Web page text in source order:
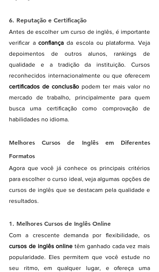
6. Reputação e Certificação
Antes de escolher um curso de inglês, é importante
verificar a confiança da escola ou plataforma. Veja
depoimentos de outros alunos, rankings de
qualidade e a tradição da instituição. Cursos
certificados de conclusão podem ter mais valor no
mercado de trabalho, principalmente para quem
busca uma certificação como comprovação de
habilidades no idioma.
Melhores Cursos de Inglês em Diferentes
Formatos
Agora que você já conhece os principais critérios
para escolher o curso ideal, veja algumas opções de
cursos de inglês que se destacam pela qualidade e
resultados.
1. Melhores Cursos de Inglês Online
cursos de inglês online têm ganhado cada vez mais
popularidade. Eles permitem que você estude no
seu ritmo, em qualquer lugar, e ofereça uma